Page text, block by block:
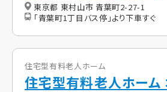
東京都 東村山市 青葉町2-27-1
「青葉町1丁目バス停」より下車すぐ
住宅型有料老人ホーム
住宅型有料老人ホーム